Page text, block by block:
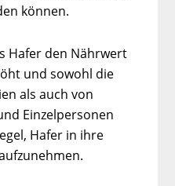
können.
Hafer den Nährwert
und sowohl die
als auch von
Einzelpersonen
Hafer in ihre